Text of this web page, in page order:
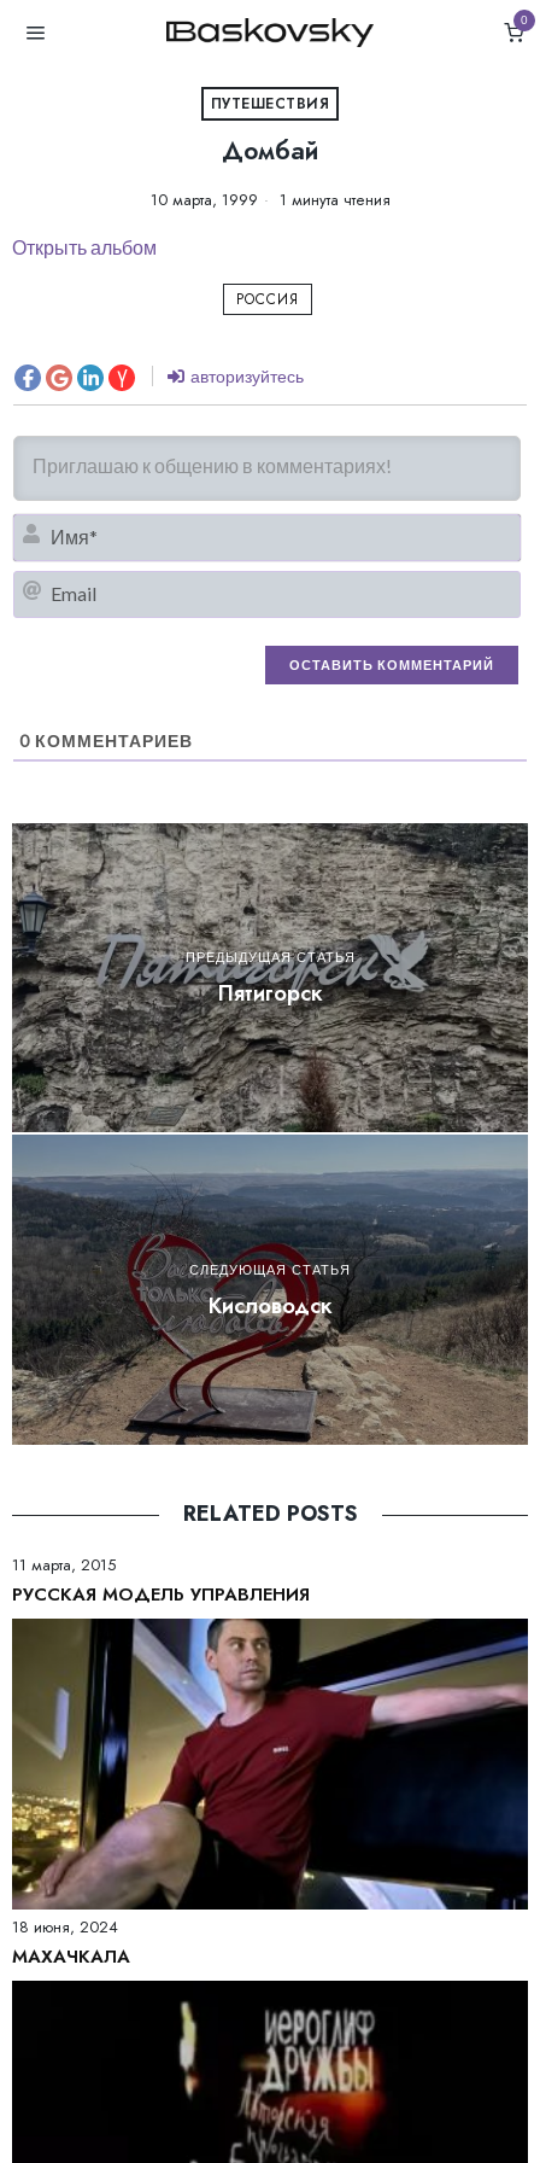
0
ПУТЕШЕСТВИЯ
Домбай
10 марта, 1999 1 минута чтения
Открыть альбом
РОССИЯ
авторизуйтесь
0 КОММЕНТАРИЕВ
ПРЕДЫДУЩАЯ СТАТЬЯ
Пятигорск
СЛЕДУЮЩАЯ СТАТЬЯ
Кисловодск
RELATED POSTS
11 марта, 2015
РУССКАЯ МОДЕЛЬ УПРАВЛЕНИЯ
18 июня, 2024
МАХАЧКАЛА